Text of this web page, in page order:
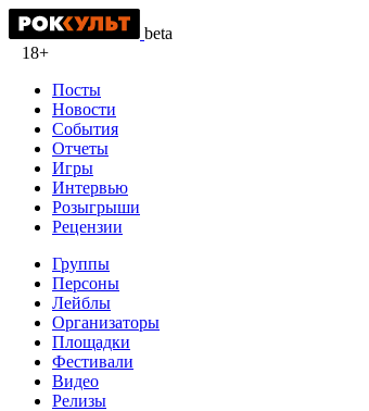
beta
18+
Посты
Новости
События
Отчеты
Игры
Интервью
Розыгрыши
Рецензии
Группы
Персоны
Лейблы
Организаторы
Площадки
Фестивали
Видео
Релизы